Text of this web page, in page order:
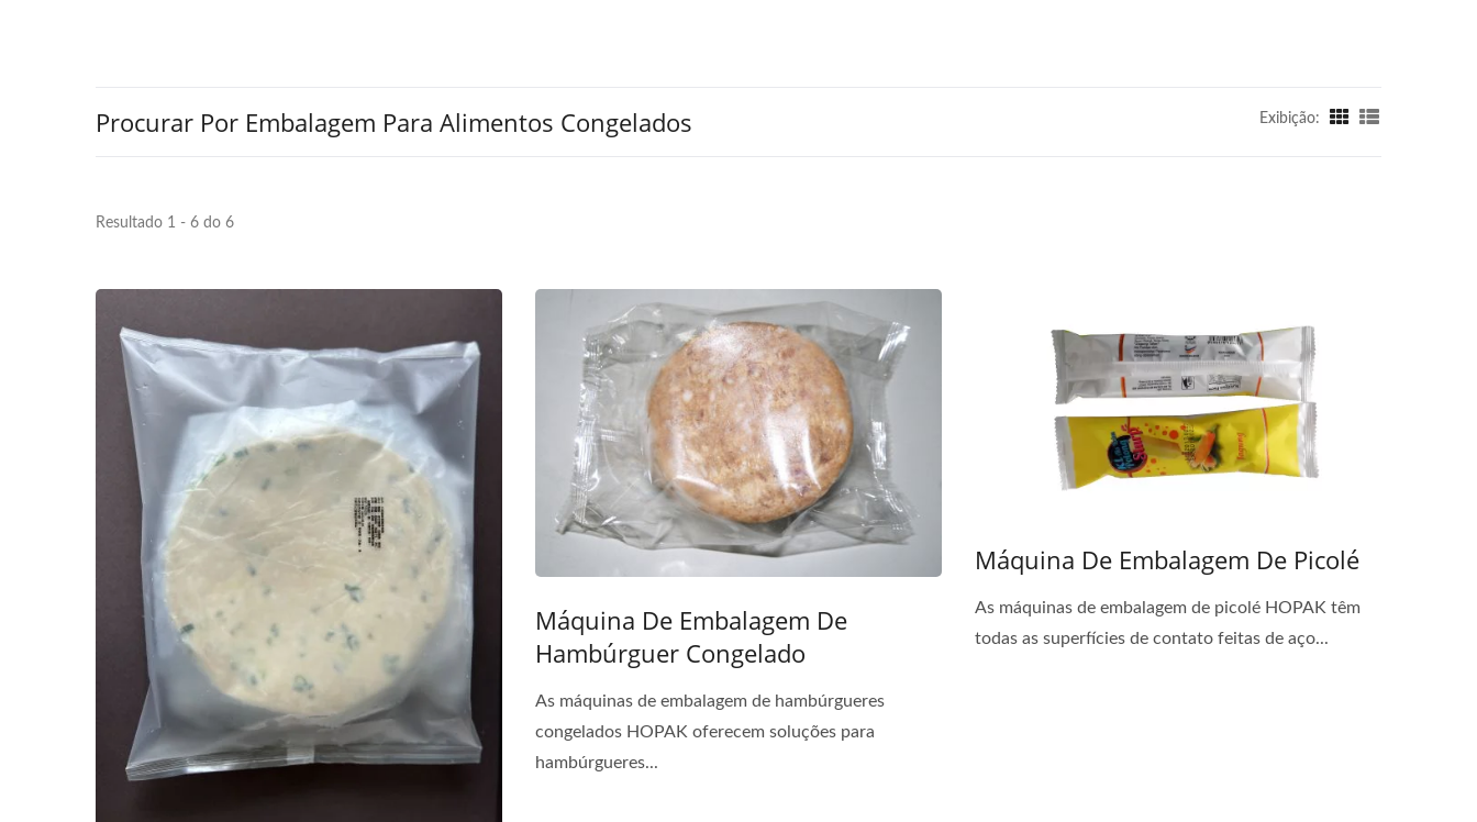
Procurar Por Embalagem Para Alimentos Congelados Exibição:
Resultado 1 - 6 do 6
Máquina De Embalagem De
Hambúrguer Congelado
As máquinas de embalagem de hambúrgueres
congelados HOPAK oferecem soluções para
hambúrgueres...
Máquina De Embalagem De Picolé
As máquinas de embalagem de picolé HOPAK têm
todas as superfícies de contato feitas de aço...